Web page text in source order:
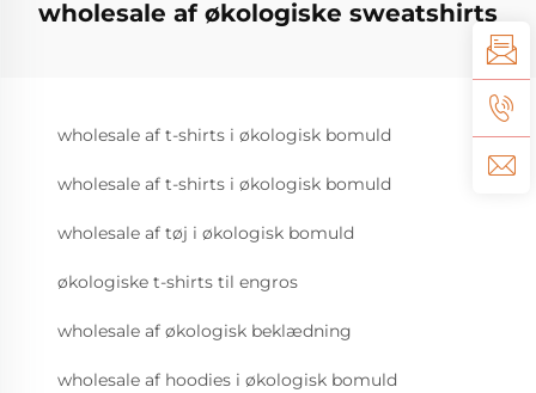
wholesale af økologiske sweatshirts
wholesale af t-shirts i økologisk bomuld
wholesale af t-shirts i økologisk bomuld
wholesale af tøj i økologisk bomuld
økologiske t-shirts til engros
wholesale af økologisk beklædning
wholesale af hoodies i økologisk bomuld